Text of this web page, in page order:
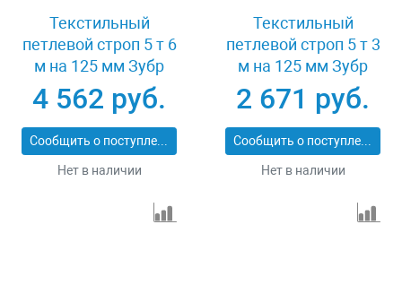
Текстильный
петлевой строп 5 т 6
м на 125 мм Зубр
43555-5-6
4 562 руб.
Сообщить о поступлении
Нет в наличии
Текстильный
петлевой строп 5 т 3
м на 125 мм Зубр
43555-5-3
2 671 руб.
Сообщить о поступлении
Нет в наличии